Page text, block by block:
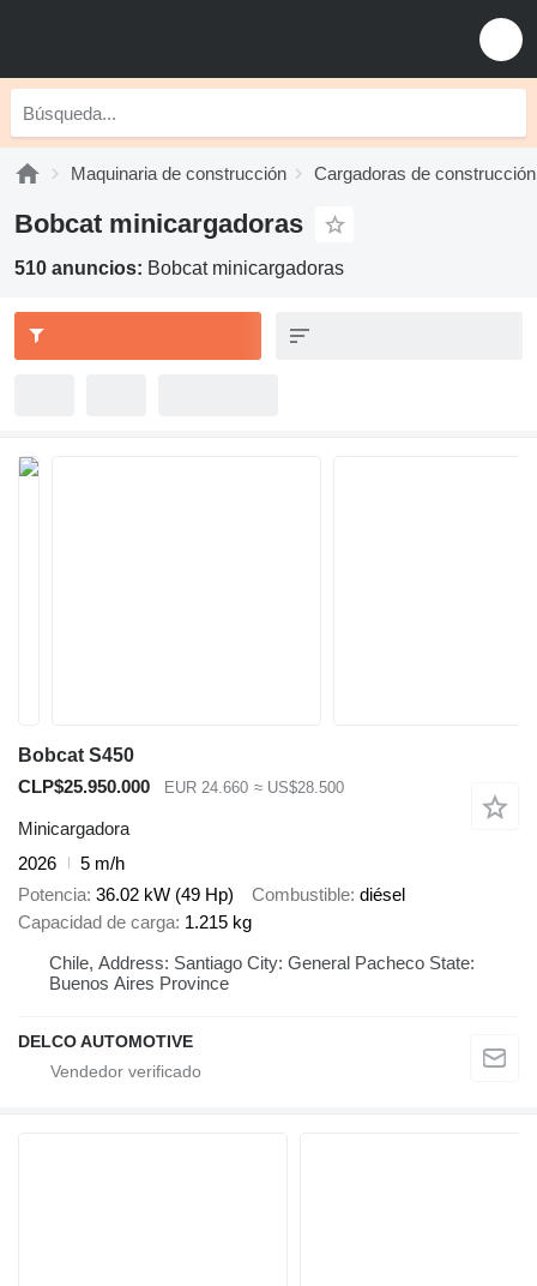
Maquinaria de construcción Cargadoras de construcción
Bobcat minicargadoras
510 anuncios: Bobcat minicargadoras
Bobcat S450
CLP$25.950.000
EUR 24.660 ≈ US$28.500
Minicargadora
2026
5 m/h
Potencia 36.02 kW (49 Hp) Combustible diésel
Capacidad de carga 1.215 kg
Chile, Address: Santiago City: General Pacheco State:
Buenos Aires Province
DELCO AUTOMOTIVE